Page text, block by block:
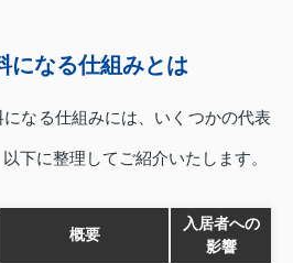
になる仕組みとは
なる仕組みには、いくつかの代表
下に整理してご紹介いたします。
概要
入居者への
影響